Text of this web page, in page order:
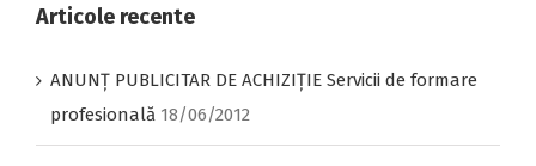
FURNIZARE
PAPETĂRIE,
BIROTICĂ)
Articole recente
ANUNŢ PUBLICITAR DE ACHIZIŢIE Servicii de formare
profesională 18/06/2012